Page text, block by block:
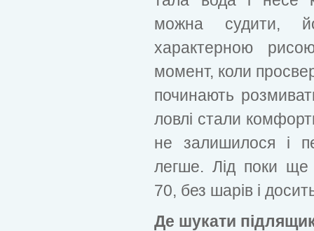
можна судити,
характерною
момент, коли
починають
ловлі стали
не залишилося і
легше. Лід поки ще
70, без шарів і
Де шукати